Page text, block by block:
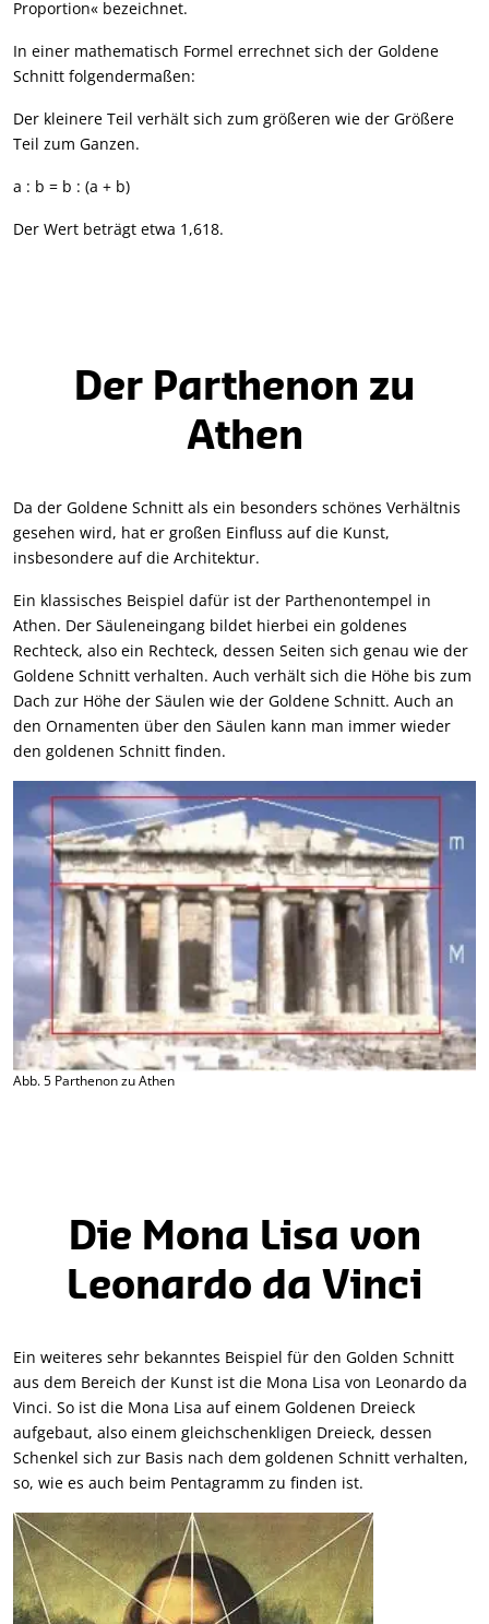
Proportion« bezeichnet.
In einer mathematisch Formel errechnet sich der Goldene
Schnitt folgendermaßen:
Der kleinere Teil verhält sich zum größeren wie der Größere
Teil zum Ganzen.
a : b = b : (a + b)
Der Wert beträgt etwa 1,618.
Der Parthenon zu
Athen
Da der Goldene Schnitt als ein besonders schönes Verhältnis
gesehen wird, hat er großen Einfluss auf die Kunst,
insbesondere auf die Architektur.
Ein klassisches Beispiel dafür ist der Parthenontempel in
Athen. Der Säuleneingang bildet hierbei ein goldenes
Rechteck, also ein Rechteck, dessen Seiten sich genau wie der
Goldene Schnitt verhalten. Auch verhält sich die Höhe bis zum
Dach zur Höhe der Säulen wie der Goldene Schnitt. Auch an
den Ornamenten über den Säulen kann man immer wieder
den goldenen Schnitt finden.
Abb. 5 Parthenon zu Athen
Die Mona Lisa von
Leonardo da Vinci
Ein weiteres sehr bekanntes Beispiel für den Golden Schnitt
aus dem Bereich der Kunst ist die Mona Lisa von Leonardo da
Vinci. So ist die Mona Lisa auf einem Goldenen Dreieck
aufgebaut, also einem gleichschenkligen Dreieck, dessen
Schenkel sich zur Basis nach dem goldenen Schnitt verhalten,
so, wie es auch beim Pentagramm zu finden ist.